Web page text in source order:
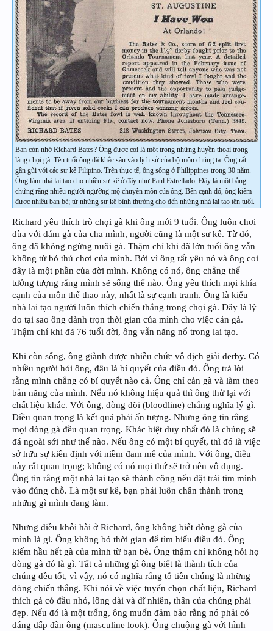
Bạn còn nhớ Richard Bates? Ông được coi là một trong những huyền thoại trong
làng chọi gà. Tên tuổi ông đã khắc sâu vào lịch sử của bộ môn chúng ta. Ông rất
gần gũi với các sư kê Filipino. Trên thực tế, ông sống ở Philippines trong 30 năm.
Ông làm nhà lai tạo cho nhiều sư kê ở đây như Paul Estrellado. Đây là một bằng
chứng rằng nhiều người ngưỡng mộ chuyên môn của ông. Bên cạnh đó, ông kiếm
được nhiều bạn bè; từ những sư kê bình thường cho đến những nhà lai tạo tên tuổi.
Richard yêu thích trò chọi gà khi ông mới 9 tuổi. Ông luôn chơi
đùa với đám gà của cha mình, người cũng là một sư kê. Từ đó,
ông đã không ngừng nuôi gà. Thậm chí khi đã lớn tuổi ông vẫn
không từ bỏ thú chơi của mình. Bởi vì ông rất yêu nó và ông coi
đây là một phần của đời mình. Không có nó, ông chẳng thể
tưởng tượng rằng mình sẽ sống thế nào. Ông yêu thích mọi khía
cạnh của môn thể thao này, nhất là sự cạnh tranh. Ông là kiểu
nhà lai tạo người luôn thích chiến thắng trong chọi gà. Đây là lý
do tại sao ông dành trọn thời gian của mình cho việc cản gà.
Thậm chí khi đã 76 tuổi đời, ông vẫn năng nổ trong lai tạo.
Khi còn sống, ông giành được nhiều chức vô địch giải derby. Có
nhiều người hỏi ông, đâu là bí quyết của điều đó. Ông trả lời
rằng mình chẳng có bí quyết nào cả. Ông chỉ cản gà và làm theo
bản năng của mình. Nếu nó không hiệu quả thì ông thử lại với
chất liệu khác. Với ông, dòng dõi (bloodline) chẳng nghĩa lý gì.
Điều quan trọng là kết quả phải ấn tượng. Nhưng ông tin rằng
mọi dòng gà đều quan trọng. Khác biệt duy nhất đó là chúng sẽ
đá ngoài sới như thế nào. Nếu ông có một bí quyết, thì đó là việc
sở hữu sự kiên định với niềm đam mê của mình. Với ông, điều
này rất quan trọng; không có nó mọi thứ sẽ trở nên vô dụng.
Ông tin rằng một nhà lai tạo sẽ thành công nếu đặt trái tim mình
vào đúng chỗ. Là một sư kê, bạn phải luôn chân thành trong
những gì mình đang làm.
Nhưng điều khôi hài ở Richard, ông không biết dòng gà của
mình là gì. Ông không bỏ thời gian để tìm hiểu điều đó. Ông
kiếm hầu hết gà của mình từ bạn bè. Ông thậm chí không hỏi họ
dòng gà đó là gì. Tất cả những gì ông biết là thành tích của
chúng đều tốt, vì vậy, nó có nghĩa rằng tổ tiên chúng là những
dòng chiến thắng. Khi nói về việc tuyển chọn chất liệu, Richard
thích gà có đầu nhỏ, lông dài và dĩ nhiên, thân của chúng phải
đẹp. Nếu đó là một trống, ông muốn đảm bảo rằng nó phải có
dáng dấp đàn ông (masculine look). Ông chuộng gà với hình